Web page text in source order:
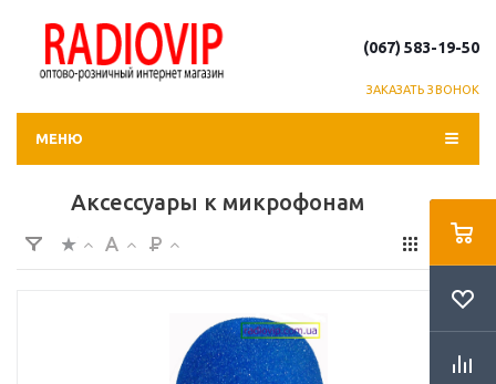
(067) 583-19-50
ЗАКАЗАТЬ ЗВОНОК
МЕНЮ
Аксессуары к микрофонам